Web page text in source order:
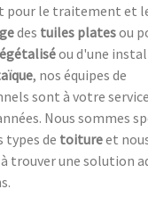
pour le traitement et
des tuiles platesou
ou d'une
, nos équipes de
sont à votre
Nous sommes
types de toitureet
trouver une solution